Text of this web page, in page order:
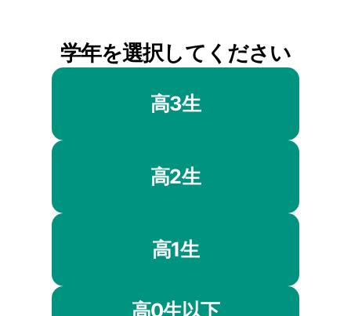
学年を選択してください
高3生
高2生
高1生
高0生以下